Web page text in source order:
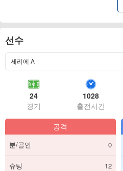
선수
세리에 A
24
경기
1028
출전시간
공격
분/골인 0
슈팅 12